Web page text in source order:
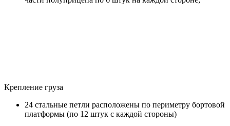
Крепление груза
24 стальные петли расположены по периметру бортовой
платформы (по 12 штук с каждой стороны)